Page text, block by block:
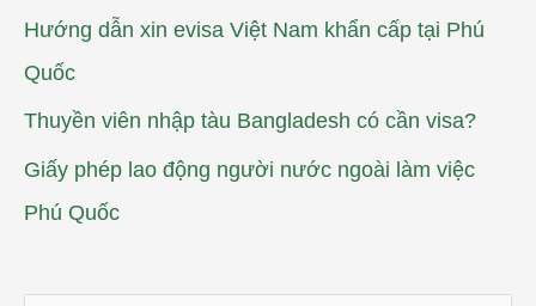
Hướng dẫn xin evisa Việt Nam khẩn cấp tại Phú
Quốc
Thuyền viên nhập tàu Bangladesh có cần visa?
Giấy phép lao động người nước ngoài làm việc
Phú Quốc